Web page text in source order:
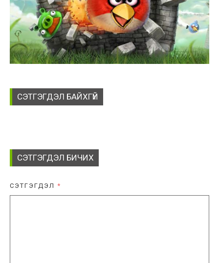
СЭТГЭГДЭЛ БАЙХГҮЙ
СЭТГЭГДЭЛ БИЧИХ
СЭТГЭГДЭЛ *